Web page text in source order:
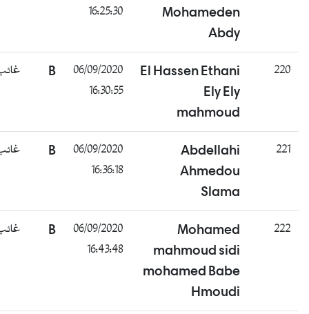
Mohameden
Abdy
16:25:30
220
El Hassen Ethani
Ely Ely
mahmoud
06/09/2020
16:30:55
غائب
221
Abdellahi
Ahmedou
Slama
06/09/2020
16:36:18
غائب
222
Mohamed
mahmoud sidi
mohamed Babe
Hmoudi
06/09/2020
16:43:48
غائب